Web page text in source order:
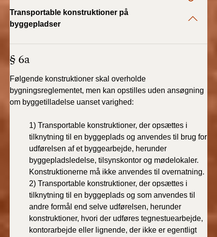
BR18 (1/1 - 30/6
2022)
2021)
BR18 (1/1-29/6
2021)
BR18 (1/7-31/12
2020)
BR18 (10/3-30/6
2020)
BR18 (1/1-9/3 2020)
BR18 (4/7-31/12
Transportable konstruktioner på
byggepladser
§ 6a
Følgende konstruktioner skal overholde
bygningsreglementet, men kan opstilles uden ansøgning
om byggetilladelse uanset varighed:
1) Transportable konstruktioner, der opsættes i
tilknytning til en byggeplads og anvendes til brug for
udførelsen af et byggearbejde, herunder
byggepladsledelse, tilsynskontor og mødelokaler.
Konstruktionerne må ikke anvendes til overnatning.
2) Transportable konstruktioner, der opsættes i
tilknytning til en byggeplads og som anvendes til
andre formål end selve udførelsen, herunder
konstruktioner, hvori der udføres tegnestuearbejde,
kontorarbejde eller lignende, der ikke er egentligt